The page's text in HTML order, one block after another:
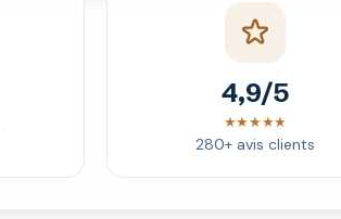
4,9/5
★★★★★
280+ avis clients